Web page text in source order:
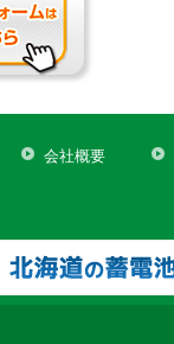
会社概要